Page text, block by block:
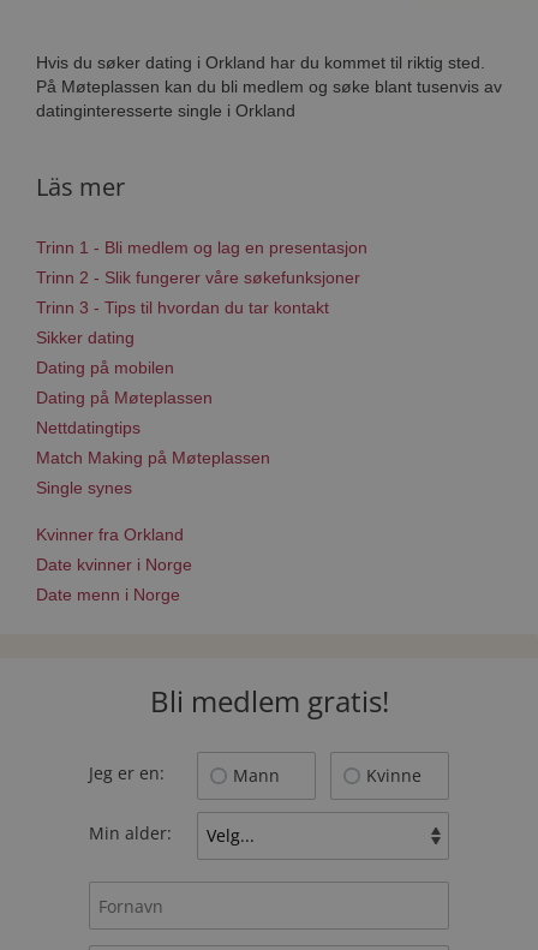
Hvis du søker dating i Orkland har du kommet til riktig sted.
På Møteplassen kan du bli medlem og søke blant tusenvis av
datinginteresserte single i Orkland
Läs mer
Trinn 1 - Bli medlem og lag en presentasjon
Trinn 2 - Slik fungerer våre søkefunksjoner
Trinn 3 - Tips til hvordan du tar kontakt
Sikker dating
Dating på mobilen
Dating på Møteplassen
Nettdatingtips
Match Making på Møteplassen
Single synes
Kvinner fra Orkland
Date kvinner i Norge
Date menn i Norge
Bli medlem gratis!
Jeg er en: Mann Kvinne
Min alder: